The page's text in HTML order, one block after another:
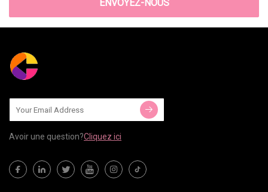
ENVOYEZ-NOUS
Avoir une question?Cliquez ici